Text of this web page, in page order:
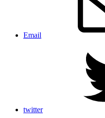
Email
twitter